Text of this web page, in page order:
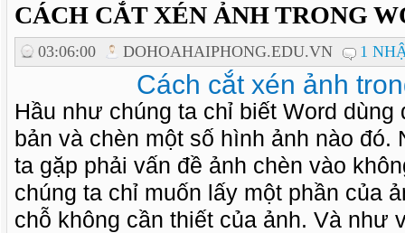
CÁCH CẮT XÉN ẢNH TRONG
03:06:00 DOHOAHAIPHONG.EDU.VN 1
Cách cắt xén ảnh
Hầu như chúng ta chỉ biết Word dùng
bản và chèn một số hình ảnh nào đó.
ta gặp phải vấn đề ảnh chèn vào
chúng ta chỉ muốn lấy một phần của
chỗ không cần thiết của ảnh. Và như